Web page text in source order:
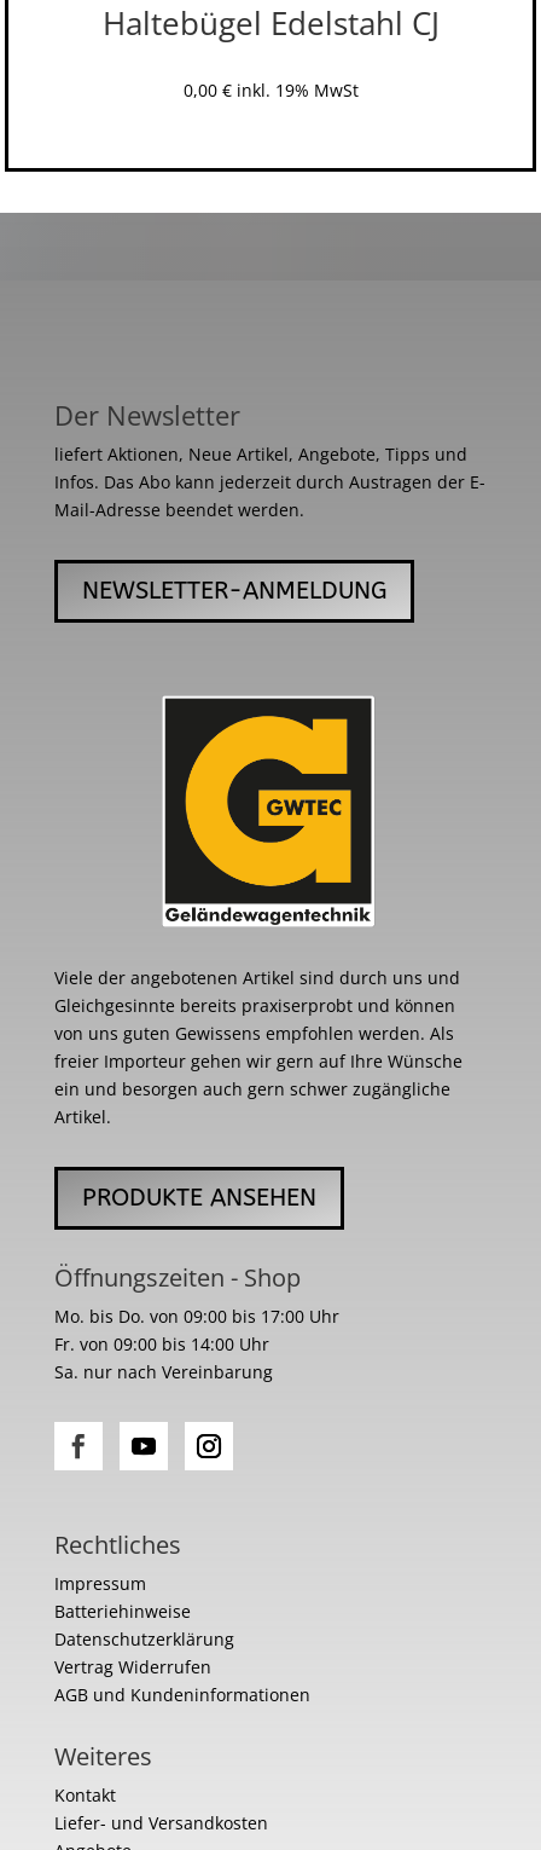
Haltebügel Edelstahl CJ
0,00 € inkl. 19% MwSt
Der Newsletter
liefert Aktionen, Neue Artikel, Angebote, Tipps und
Infos. Das Abo kann jederzeit durch Austragen der E-
Mail-Adresse beendet werden.
NEWSLETTER-ANMELDUNG
Viele der angebotenen Artikel sind durch uns und
Gleichgesinnte bereits praxiserprobt und können
von uns guten Gewissens empfohlen werden. Als
freier Importeur gehen wir gern auf Ihre Wünsche
ein und besorgen auch gern schwer zugängliche
Artikel.
PRODUKTE ANSEHEN
Öffnungszeiten - Shop
Mo. bis Do. von 09:00 bis 17:00 Uhr
Fr. von 09:00 bis 14:00 Uhr
Sa. nur nach Vereinbarung
Rechtliches
Impressum
Batteriehinweise
Datenschutzerklärung
Vertrag Widerrufen
AGB und Kundeninformationen
Weiteres
Kontakt
Liefer- und Versandkosten